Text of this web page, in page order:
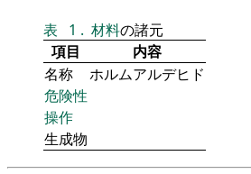
表 1 . 材料の諸元
項目
内容
名称
ホルムアルデヒド
危険性
操作
生成物